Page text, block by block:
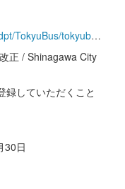
アクセストークン/YOUR_ACCESS_TOKEN]
正 / Shinagawa City
録していただくこと
30日